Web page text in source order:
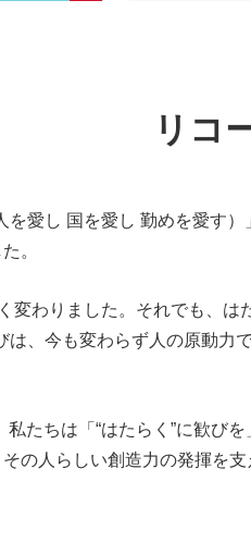
リコ
愛し 国を愛し 勤めを愛す）
。
変わりました。それでも、は
、今も変わらず人の原動力
たちは「“はたらく”に歓びを
の人らしい創造力の発揮を